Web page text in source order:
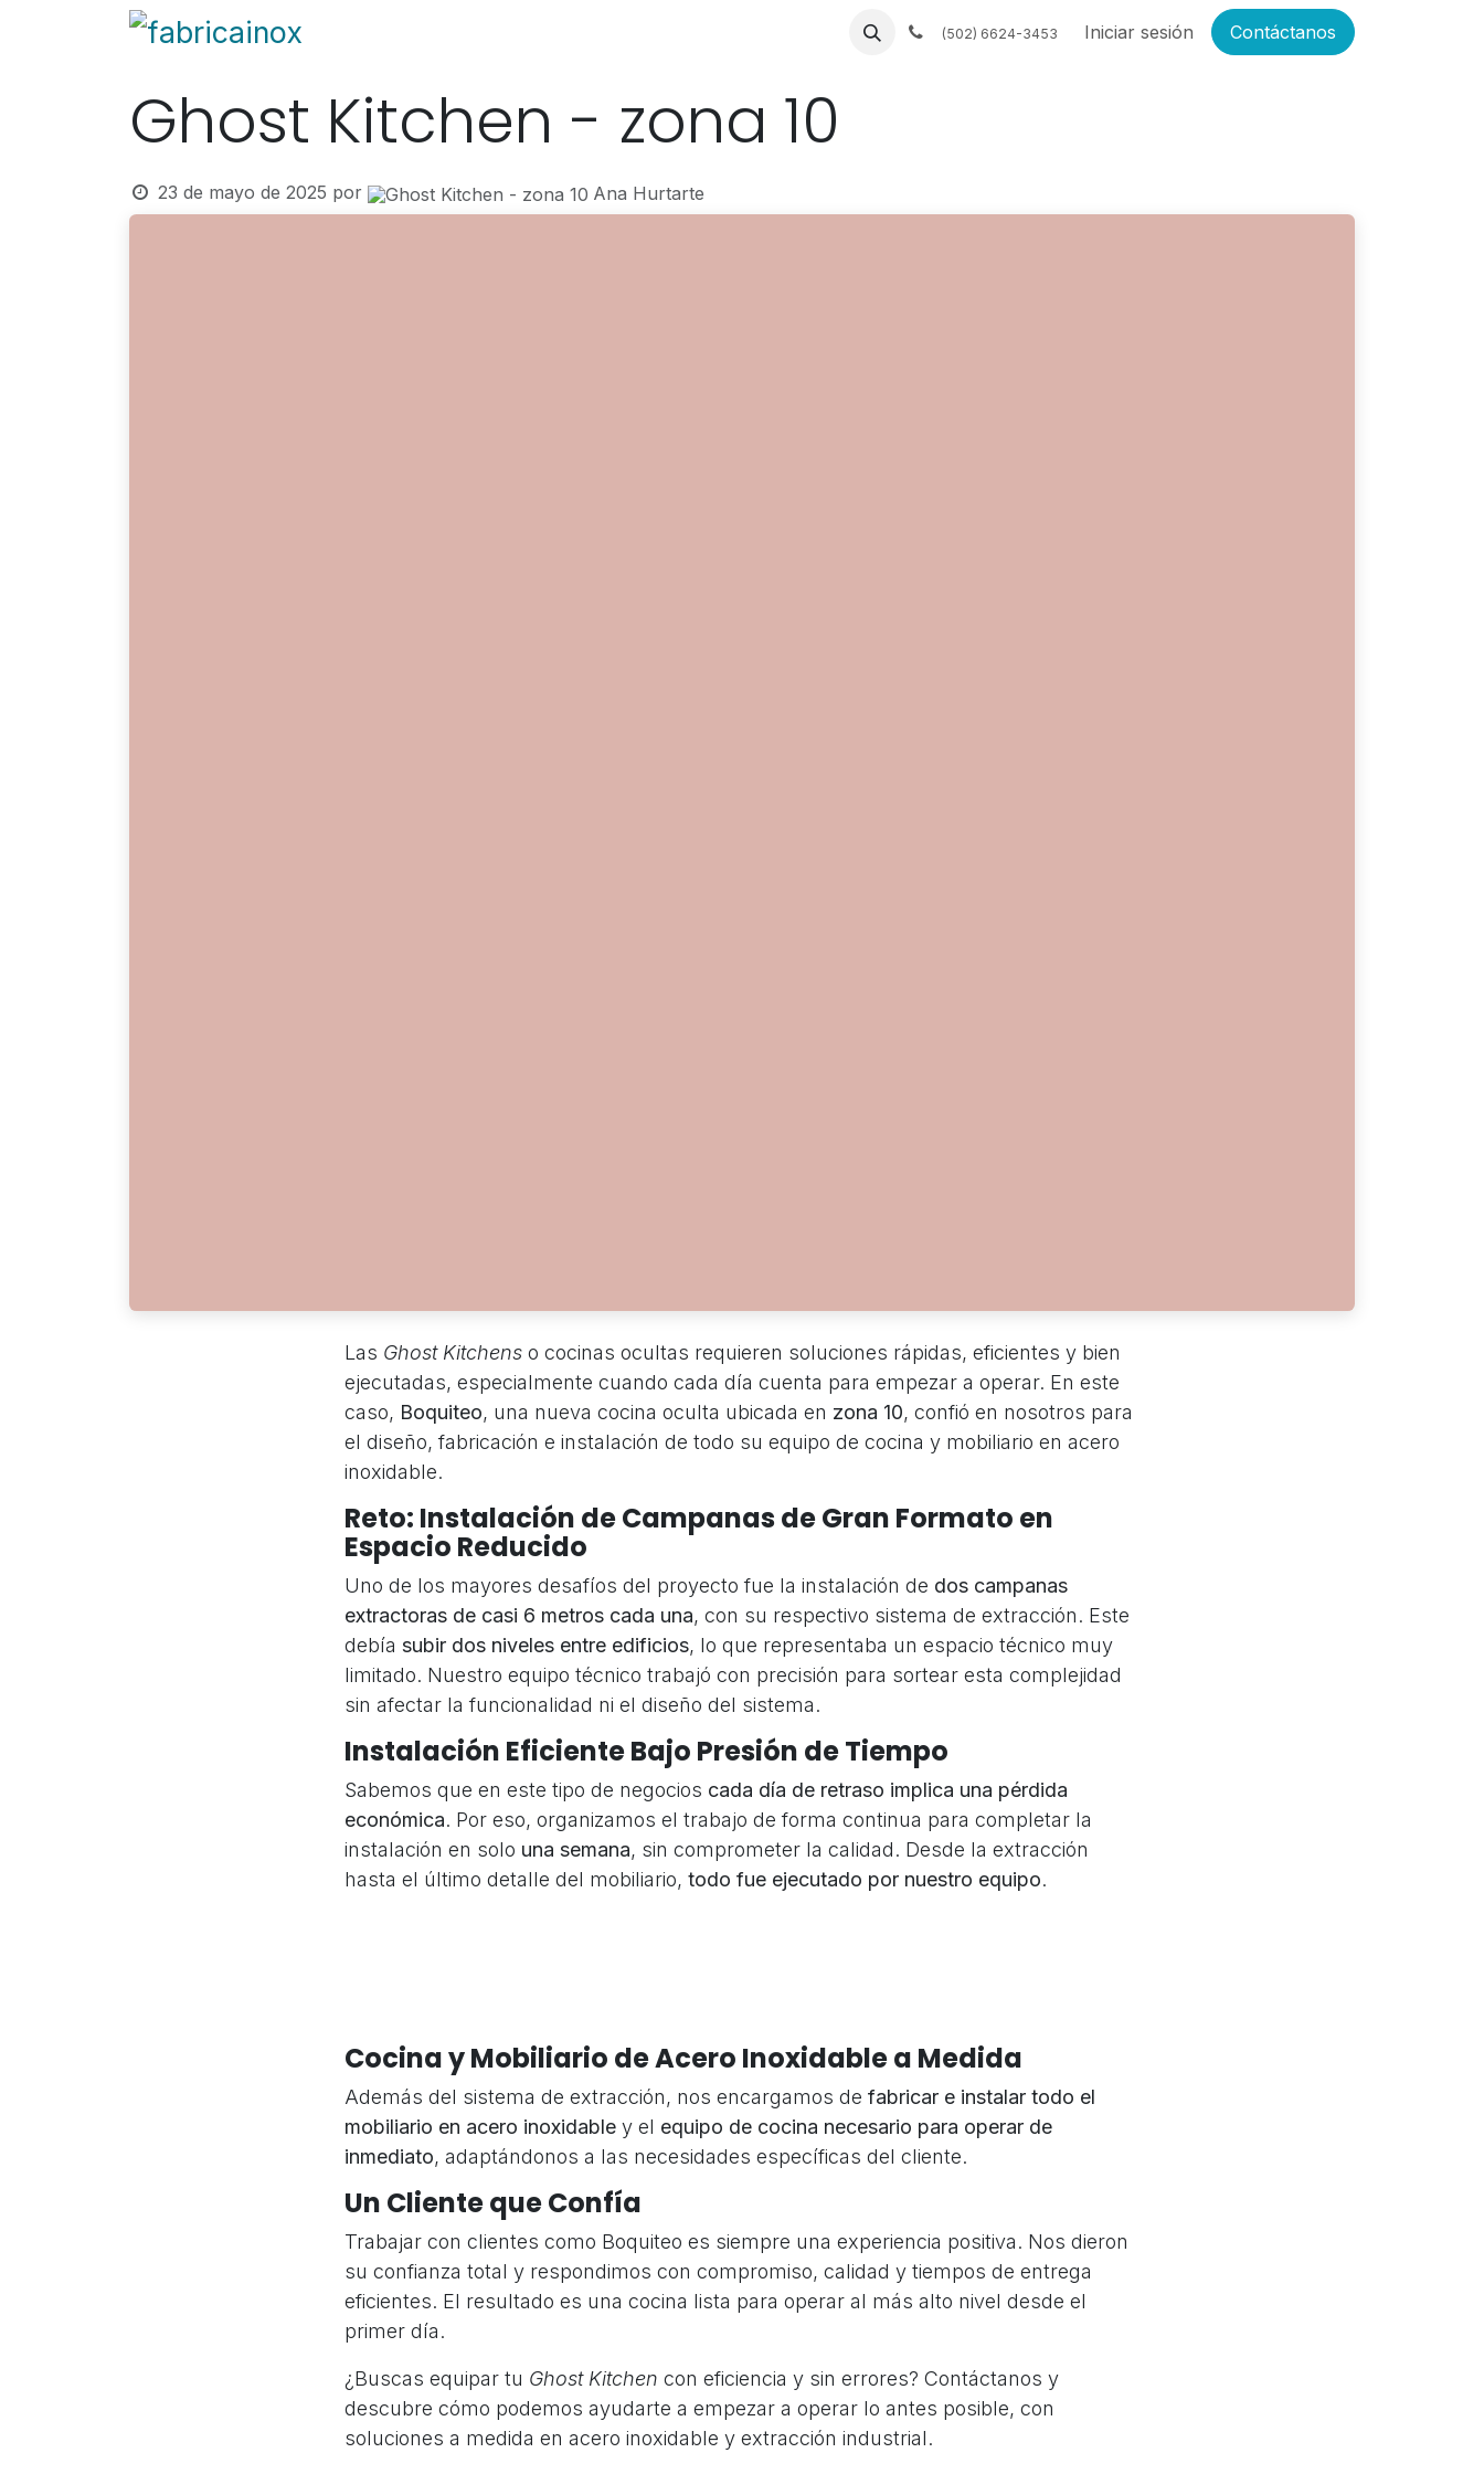
Servicios de fábrica Empleos
(502) 6624-3453 Iniciar sesión Contáctanos
Ghost Kitchen - zona 10
23 de mayo de 2025 por Ana Hurtarte
Las Ghost Kitchens o cocinas ocultas requieren soluciones rápidas, eficientes y bien
ejecutadas, especialmente cuando cada día cuenta para empezar a operar. En este
caso, Boquiteo, una nueva cocina oculta ubicada en zona 10, confió en nosotros para
el diseño, fabricación e instalación de todo su equipo de cocina y mobiliario en acero
inoxidable.
Reto: Instalación de Campanas de Gran Formato en
Espacio Reducido
Uno de los mayores desafíos del proyecto fue la instalación de dos campanas
extractoras de casi 6 metros cada una, con su respectivo sistema de extracción. Este
debía subir dos niveles entre edificios, lo que representaba un espacio técnico muy
limitado. Nuestro equipo técnico trabajó con precisión para sortear esta complejidad
sin afectar la funcionalidad ni el diseño del sistema.
Instalación Eficiente Bajo Presión de Tiempo
Sabemos que en este tipo de negocios cada día de retraso implica una pérdida
económica. Por eso, organizamos el trabajo de forma continua para completar la
instalación en solo una semana, sin comprometer la calidad. Desde la extracción
hasta el último detalle del mobiliario, todo fue ejecutado por nuestro equipo.
Cocina y Mobiliario de Acero Inoxidable a Medida
Además del sistema de extracción, nos encargamos de fabricar e instalar todo el
mobiliario en acero inoxidable y el equipo de cocina necesario para operar de
inmediato, adaptándonos a las necesidades específicas del cliente.
Un Cliente que Confía
Trabajar con clientes como Boquiteo es siempre una experiencia positiva. Nos dieron
su confianza total y respondimos con compromiso, calidad y tiempos de entrega
eficientes. El resultado es una cocina lista para operar al más alto nivel desde el
primer día.
¿Buscas equipar tu Ghost Kitchen con eficiencia y sin errores? Contáctanos y
descubre cómo podemos ayudarte a empezar a operar lo antes posible, con
soluciones a medida en acero inoxidable y extracción industrial.